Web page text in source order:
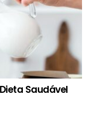
Saudável